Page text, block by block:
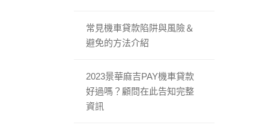
常見機車貸款陷阱與風險＆
避免的方法介紹
2023景華麻吉PAY機車貸款
好過嗎？顧問在此告知完整
資訊